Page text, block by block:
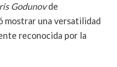
Godunovde
mostrar una versatilidad
reconocida por la